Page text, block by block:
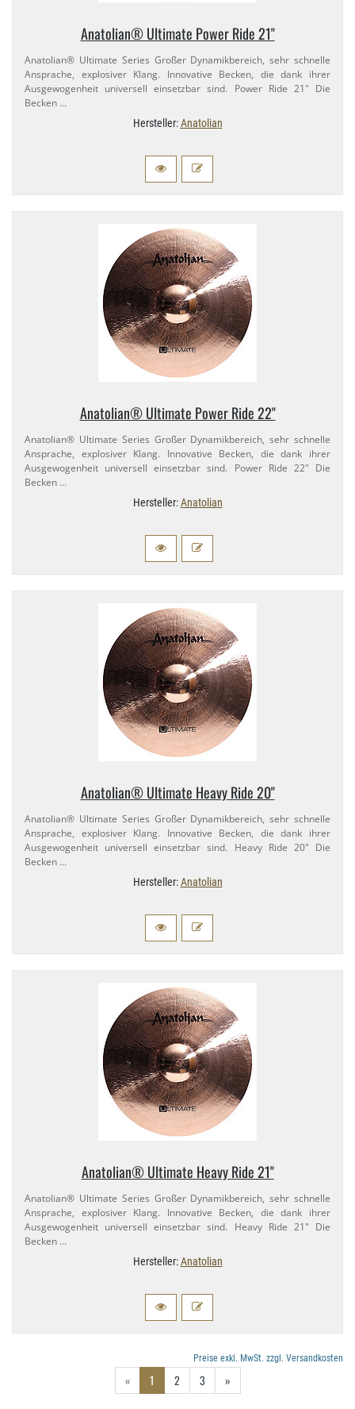
Anatolian® Ultimate Power Ride 21"
Anatolian® Ultimate Series Großer Dynamikbereich, sehr schnelle
Ansprache, explosiver Klang. Innovative Becken, die dank ihrer
Ausgewogenheit universell einsetzbar sind. Power Ride 21" Die
Becken …
Hersteller:Anatolian
Anatolian® Ultimate Power Ride 22"
Anatolian® Ultimate Series Großer Dynamikbereich, sehr schnelle
Ansprache, explosiver Klang. Innovative Becken, die dank ihrer
Ausgewogenheit universell einsetzbar sind. Power Ride 22" Die
Becken …
Hersteller:Anatolian
Anatolian® Ultimate Heavy Ride 20"
Anatolian® Ultimate Series Großer Dynamikbereich, sehr schnelle
Ansprache, explosiver Klang. Innovative Becken, die dank ihrer
Ausgewogenheit universell einsetzbar sind. Heavy Ride 20" Die
Becken …
Hersteller:Anatolian
Anatolian® Ultimate Heavy Ride 21"
Anatolian® Ultimate Series Großer Dynamikbereich, sehr schnelle
Ansprache, explosiver Klang. Innovative Becken, die dank ihrer
Ausgewogenheit universell einsetzbar sind. Heavy Ride 21" Die
Becken …
Hersteller:Anatolian
Preise exkl. MwSt. zzgl. Versandkosten
« 1 2 3 »